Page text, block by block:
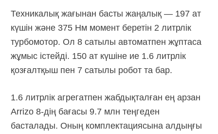
Техникалық жағынан басты жаңалық — 197 ат
күшін және 375 Нм момент беретін 2 литрлік
турбомотор. Ол 8 сатылы автоматпен жұптаса
жұмыс істейді. 150 ат күшіне ие 1.6 литрлік
қозғалтқыш пен 7 сатылы робот та бар.
1.6 литрлік агрегатпен жабдықталған ең арзан
Arrizo 8-дің бағасы 9.7 млн теңгеден
басталады. Оның комплектациясына алдыңғы